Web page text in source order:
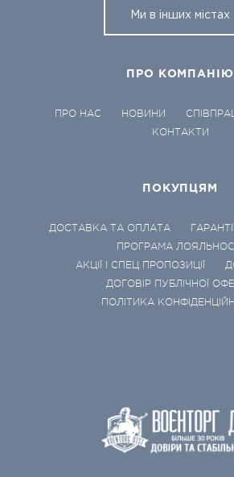
Ми в інших містах
ПРО КОМПАНІЮ
ПРО НАС НОВИНИ
КОНТАКТИ
ПОКУПЦЯМ
ДОСТАВКА ТА ОПЛАТА
ПРОГРАМА
АКЦІЇ І СПЕЦ ПРОПОЗИЦІЇ
ДОГОВІР ПУБЛІЧНОЇ
ПОЛІТИКА